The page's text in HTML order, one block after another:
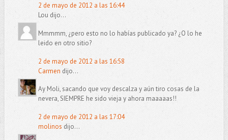
2 de mayo de 2012 a las 16:44
Lou dijo...
Mmmmm, ¿pero esto no lo habías publicado ya? ¿O lo he
leido en otro sitio?
2 de mayo de 2012 a las 16:58
Carmen dijo...
Ay Moli, sacando que voy descalza y aún tiro cosas de la
nevera, SIEMPRE he sido vieja y ahora maaaaas!!
2 de mayo de 2012 a las 17:04
molinos dijo...